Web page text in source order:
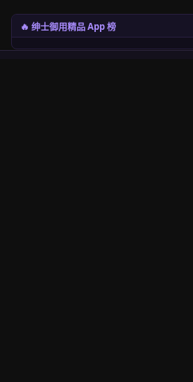
🔥 绅士御用精品 App 榜